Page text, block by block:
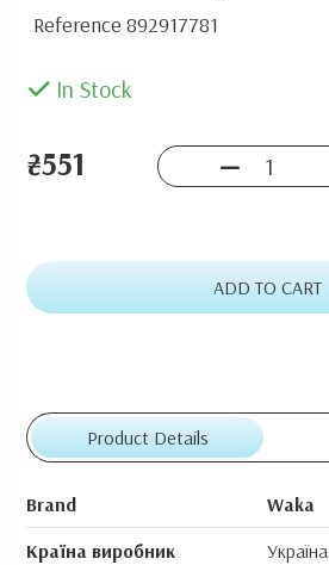
Reference 892917781
In Stock
₴551
ADD TO CART
Product Details
Brand
Waka
Країна виробник
Україна